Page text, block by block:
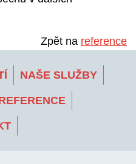
Zpět na reference
NAŠE SLUŽBY